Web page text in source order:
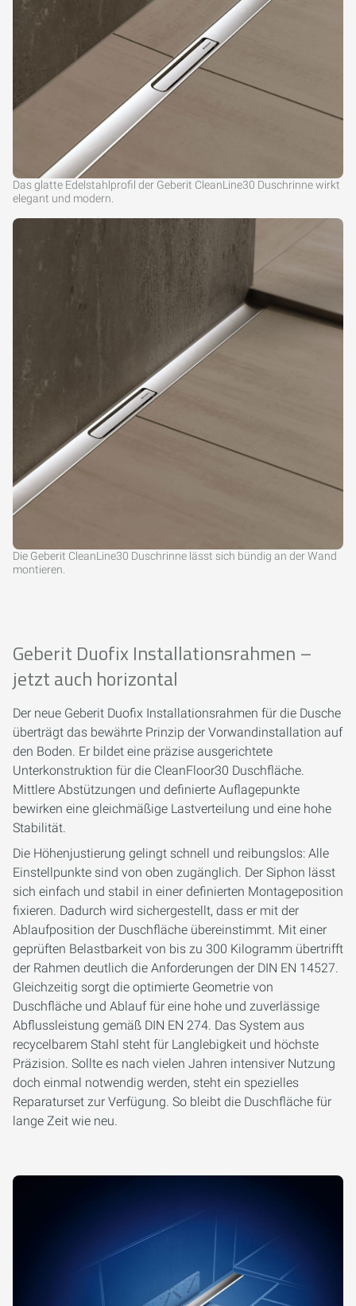
Das glatte Edelstahlprofil der Geberit CleanLine30 Duschrinne wirkt
elegant und modern.
Die Geberit CleanLine30 Duschrinne lässt sich bündig an der Wand
montieren.
Geberit Duofix Installationsrahmen –
jetzt auch horizontal
Der neue Geberit Duofix Installationsrahmen für die Dusche
überträgt das bewährte Prinzip der Vorwandinstallation auf
den Boden. Er bildet eine präzise ausgerichtete
Unterkonstruktion für die CleanFloor30 Duschfläche.
Mittlere Abstützungen und definierte Auflagepunkte
bewirken eine gleichmäßige Lastverteilung und eine hohe
Stabilität.
Die Höhenjustierung gelingt schnell und reibungslos: Alle
Einstellpunkte sind von oben zugänglich. Der Siphon lässt
sich einfach und stabil in einer definierten Montageposition
fixieren. Dadurch wird sichergestellt, dass er mit der
Ablaufposition der Duschfläche übereinstimmt. Mit einer
geprüften Belastbarkeit von bis zu 300 Kilogramm übertrifft
der Rahmen deutlich die Anforderungen der DIN EN 14527.
Gleichzeitig sorgt die optimierte Geometrie von
Duschfläche und Ablauf für eine hohe und zuverlässige
Abflussleistung gemäß DIN EN 274. Das System aus
recycelbarem Stahl steht für Langlebigkeit und höchste
Präzision. Sollte es nach vielen Jahren intensiver Nutzung
doch einmal notwendig werden, steht ein spezielles
Reparaturset zur Verfügung. So bleibt die Duschfläche für
lange Zeit wie neu.